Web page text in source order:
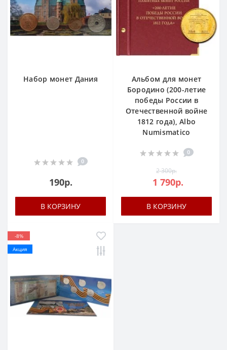
Набор монет Дания
0
190р.
В КОРЗИНУ
Альбом для монет
Бородино (200-летие
победы России в
Отечественной войне
1812 года), Albo
Numismatico
0
2 300р.
1 790р.
В КОРЗИНУ
-8%
Акция